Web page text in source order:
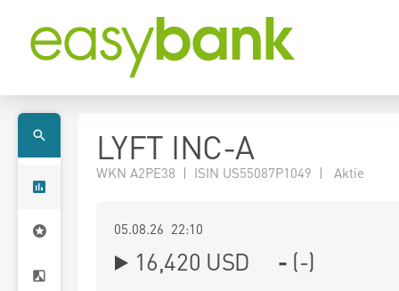
LYFT INC-A
WKN A2PE38 | ISIN US55087P1049 | Aktie
05.08.26 22:10
16,420 USD - (-)